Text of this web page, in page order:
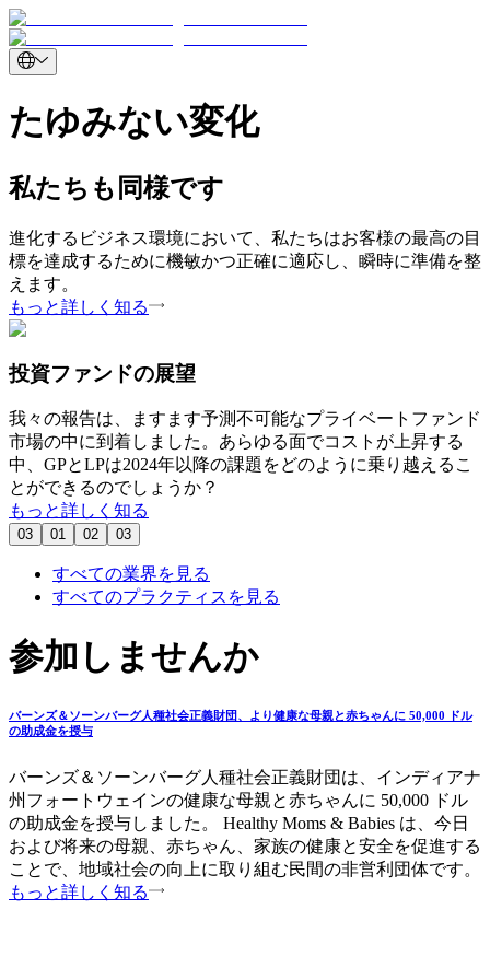
たゆみない変化
私たちも同様です
進化するビジネス環境において、私たちはお客様の最高の目
標を達成するために機敏かつ正確に適応し、瞬時に準備を整
えます。
もっと詳しく知る
投資ファンドの展望
我々の報告は、ますます予測不可能なプライベートファンド
市場の中に到着しました。あらゆる面でコストが上昇する
中、GPとLPは2024年以降の課題をどのように乗り越えるこ
とができるのでしょうか？
もっと詳しく知る
03 01 02 03
すべての業界を見る
すべてのプラクティスを見る
参加しませんか
バーンズ＆ソーンバーグ人種社会正義財団、より健康な母親と赤ちゃんに 50,000 ドル
の助成金を授与
バーンズ＆ソーンバーグ人種社会正義財団は、インディアナ
州フォートウェインの健康な母親と赤ちゃんに 50,000 ドル
の助成金を授与しました。 Healthy Moms & Babies は、今日
および将来の母親、赤ちゃん、家族の健康と安全を促進する
ことで、地域社会の向上に取り組む民間の非営利団体です。
もっと詳しく知る